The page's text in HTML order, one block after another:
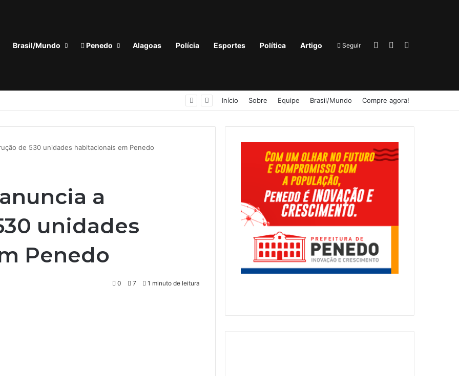
Brasil/Mundo Penedo Alagoas Polícia Esportes Política Artigo Seguir Entrar Barra Lateral
tiros em praça no Tabuleiro do Martins, em Maceió Início Sobre Equipe Brasil/Mundo Compre agora!
de 530 unidades habitacionais em Penedo
a
unidades
Penedo
0 7 1 minuto de leitura